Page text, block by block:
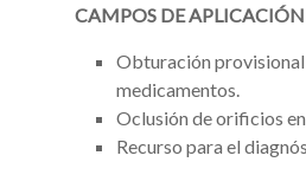
CAMPOS DE APLICACIÓN
Obturación provisional
medicamentos.
Oclusión de orificios
Recurso para el